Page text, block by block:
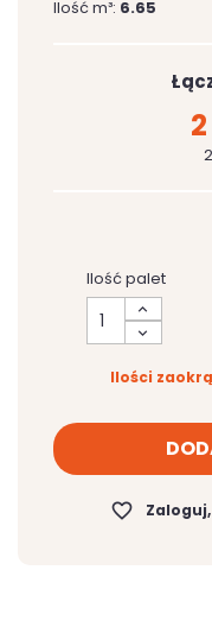
Ilość m³: 6.65
Ilość palet
Ilości
favorite_border